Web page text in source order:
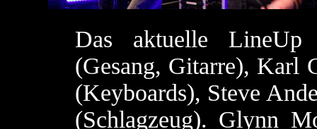
Das aktuelle
(Gesang, Gitarre), Karl
(Keyboards), Steve
(Schlagzeug). Glynn